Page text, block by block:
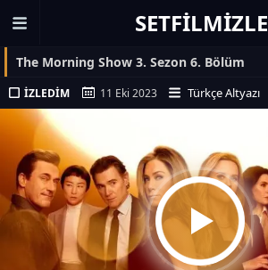
SETFILMIZLE
The Morning Show 3. Sezon 6. Bölüm
İZLEDIM 11 Eki 2023 Türkçe Altyazı